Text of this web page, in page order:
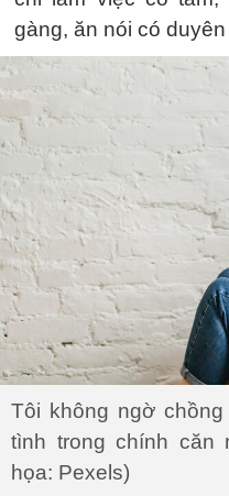
gàng, ăn nói có
Tôi không ngờ
tình trong chính căn
họa: Pexels)